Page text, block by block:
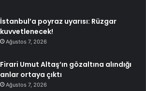
İstanbul’a poyraz uyarısı: Rüzgar
kuvvetlenecek!
Ağustos 7, 2026
Firari Umut Altaş’ın gözaltına alındığı
anlar ortaya çıktı
Ağustos 7, 2026